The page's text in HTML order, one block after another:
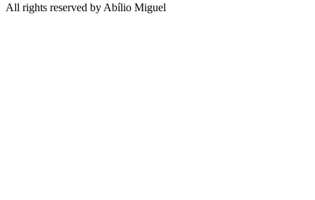
All rights reserved by Abílio Miguel